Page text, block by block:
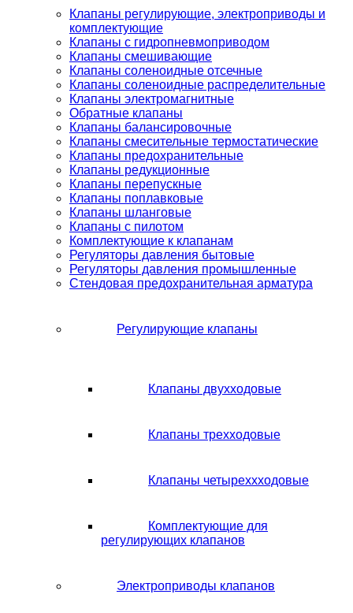
Клапаны регулирующие, электроприводы и
комплектующие
Клапаны с гидропневмоприводом
Клапаны смешивающие
Клапаны соленоидные отсечные
Клапаны соленоидные распределительные
Клапаны электромагнитные
Обратные клапаны
Клапаны балансировочные
Клапаны смесительные термостатические
Клапаны предохранительные
Клапаны редукционные
Клапаны перепускные
Клапаны поплавковые
Клапаны шланговые
Клапаны с пилотом
Комплектующие к клапанам
Регуляторы давления бытовые
Регуляторы давления промышленные
Стендовая предохранительная арматура
Регулирующие клапаны
Клапаны двухходовые
Клапаны трехходовые
Клапаны четыреххходовые
Комплектующие для
регулирующих клапанов
Электроприводы клапанов